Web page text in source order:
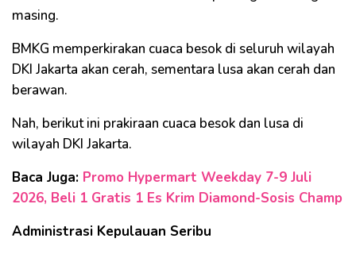
masing.
BMKG memperkirakan cuaca besok di seluruh wilayah
DKI Jakarta akan cerah, sementara lusa akan cerah dan
berawan.
Nah, berikut ini prakiraan cuaca besok dan lusa di
wilayah DKI Jakarta.
Baca Juga: Promo Hypermart Weekday 7-9 Juli
2026, Beli 1 Gratis 1 Es Krim Diamond-Sosis Champ
Administrasi Kepulauan Seribu